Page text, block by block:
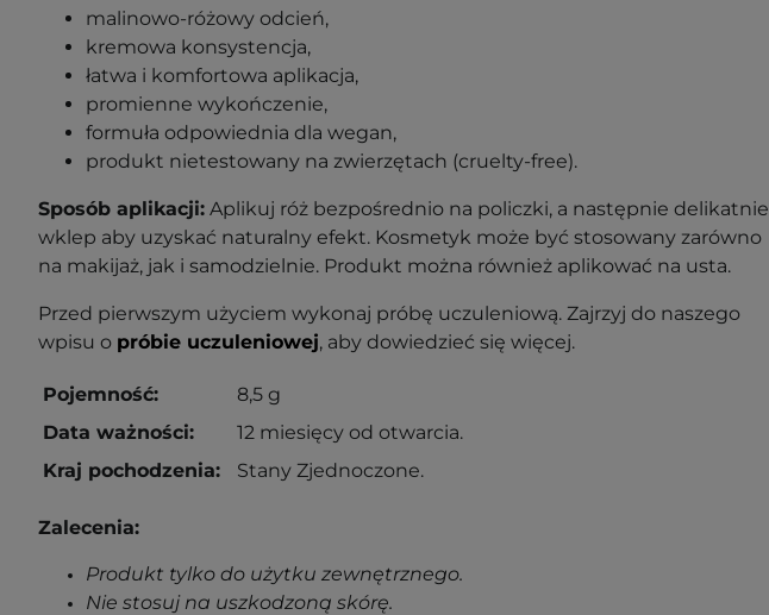
malinowo-różowy odcień,
kremowa konsystencja,
łatwa i komfortowa aplikacja,
promienne wykończenie,
formuła odpowiednia dla wegan,
produkt nietestowany na zwierzętach (cruelty-free).
Sposób aplikacji: Aplikuj róż bezpośrednio na policzki, a następnie delikatnie
wklep aby uzyskać naturalny efekt. Kosmetyk może być stosowany zarówno
na makijaż, jak i samodzielnie. Produkt można również aplikować na usta.
Przed pierwszym użyciem wykonaj próbę uczuleniową. Zajrzyj do naszego
wpisu o próbie uczuleniowej, aby dowiedzieć się więcej.
Pojemność:
8,5 g
Data ważności:
12 miesięcy od otwarcia.
Kraj pochodzenia:
Stany Zjednoczone.
Zalecenia:
Produkt tylko do użytku zewnętrznego.
Nie stosuj na uszkodzoną skórę.